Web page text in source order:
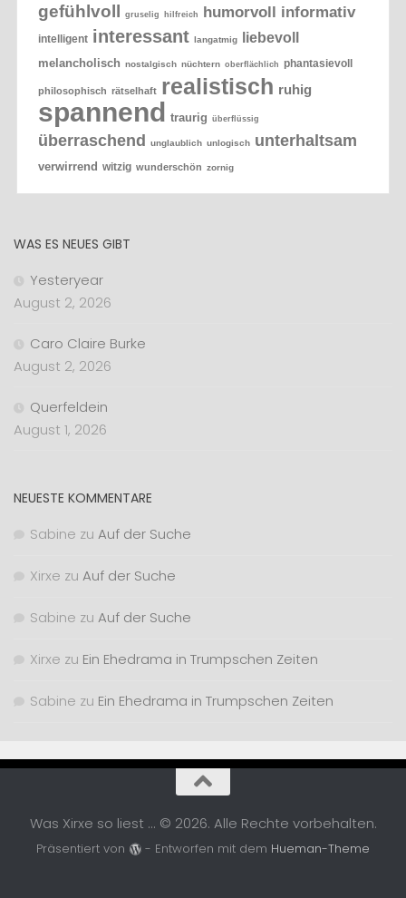
gefühlvoll gruselig hilfreich humorvoll informativ
intelligent interessant langatmig liebevoll
melancholisch nostalgisch nüchtern oberflächlich phantasievoll
philosophisch rätselhaft realistisch ruhig
spannend traurig überflüssig
überraschend unglaublich unlogisch unterhaltsam
verwirrend witzig wunderschön zornig
WAS ES NEUES GIBT
Yesteryear
August 2, 2026
Caro Claire Burke
August 2, 2026
Querfeldein
August 1, 2026
NEUESTE KOMMENTARE
Sabine zu Auf der Suche
Xirxe zu Auf der Suche
Sabine zu Auf der Suche
Xirxe zu Ein Ehedrama in Trumpschen Zeiten
Sabine zu Ein Ehedrama in Trumpschen Zeiten
Was Xirxe so liest ... © 2026. Alle Rechte vorbehalten.
Präsentiert von - Entworfen mit dem Hueman-Theme